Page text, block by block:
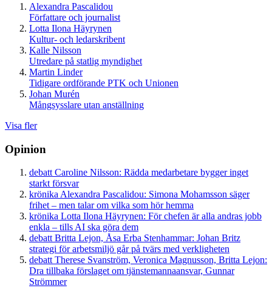
Alexandra Pascalidou
Författare och journalist
Lotta Ilona Häyrynen
Kultur- och ledarskribent
Kalle Nilsson
Utredare på statlig myndighet
Martin Linder
Tidigare ordförande PTK och Unionen
Johan Murén
Mångsysslare utan anställning
Visa fler
Opinion
debatt Caroline Nilsson: Rädda medarbetare bygger inget
starkt försvar
krönika Alexandra Pascalidou: Simona Mohamsson säger
frihet – men talar om vilka som hör hemma
krönika Lotta Ilona Häyrynen: För chefen är alla andras jobb
enkla – tills AI ska göra dem
debatt Britta Lejon, Åsa Erba Stenhammar: Johan Britz
strategi för arbetsmiljö går på tvärs med verkligheten
debatt Therese Svanström, Veronica Magnusson, Britta Lejon:
Dra tillbaka förslaget om tjänstemannaansvar, Gunnar
Strömmer